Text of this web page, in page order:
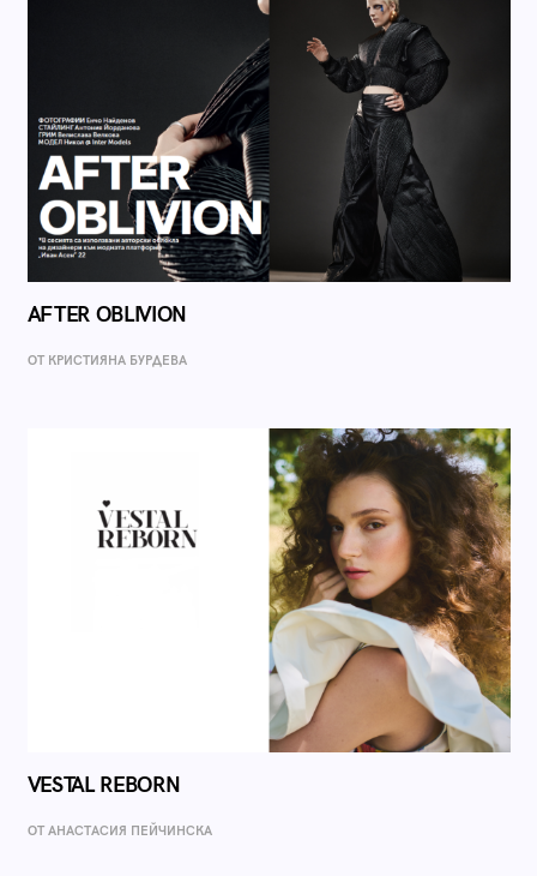
AFTER OBLIVION
ОТ КРИСТИЯНА БУРДЕВА
VESTAL REBORN
ОТ AНАСТАСИЯ ПЕЙЧИНСКА